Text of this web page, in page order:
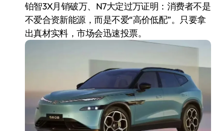
铂智3X月销破万、N7大定过万证明：消费者不是
不爱合资新能源，而是不爱“高价低配”。只要拿
出真材实料，市场会迅速投票。